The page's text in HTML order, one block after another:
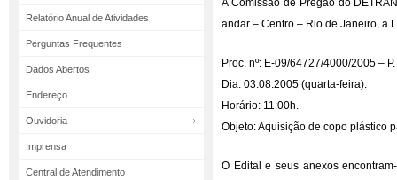
Relatório Anual de Atividades
Perguntas Frequentes
Dados Abertos
Endereço
Ouvidoria
Imprensa
Central de Atendimento
A Comissão de Pregão do
andar – Centro – Rio de Janeiro, a
Proc. nº: E-09/64727/4000/2005 –
Dia: 03.08.2005 (quarta-feira).
Horário: 11:00h.
Objeto: Aquisição de copo plástico
O Edital e seus anexos